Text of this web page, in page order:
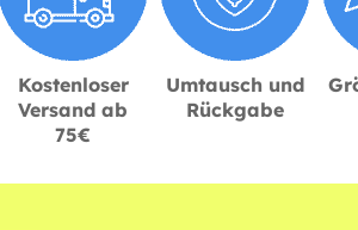
Kostenloser
Versand ab
75€
Umtausch und
Rückgabe